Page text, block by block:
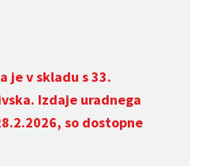
je v skladu s 33.
Izdaje uradnega
so dostopne